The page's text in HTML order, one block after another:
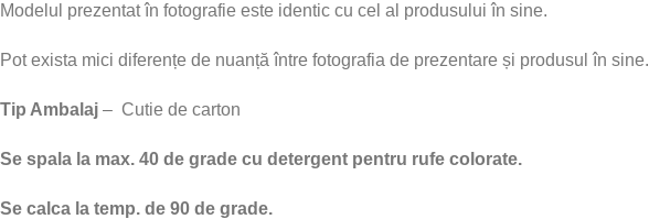
Modelul prezentat în fotografie este identic cu cel al produsului în sine.
Pot exista mici diferențe de nuanță între fotografia de prezentare și produsul în sine.
Tip Ambalaj – Cutie de carton
Se spala la max. 40 de grade cu detergent pentru rufe colorate.
Se calca la temp. de 90 de grade.